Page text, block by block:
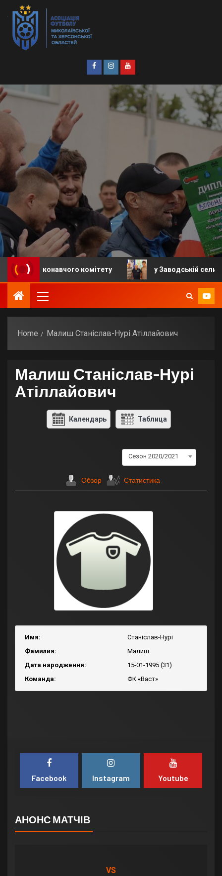
виконавчого комітету у Заводській селищній
Home Малиш Станіслав-Нурі Атіллайович
Малиш Станіслав-Нурі
Атіллайович
Календарь Таблица
Сезон 2020/2021
Обзор Статистика
Имя:
Станіслав-Нурі
Фамилия:
Малиш
Дата народження:
15-01-1995 (31)
Команда:
ФК «Васт»
Facebook Instagram Youtube
АНОНС МАТЧІВ
VS